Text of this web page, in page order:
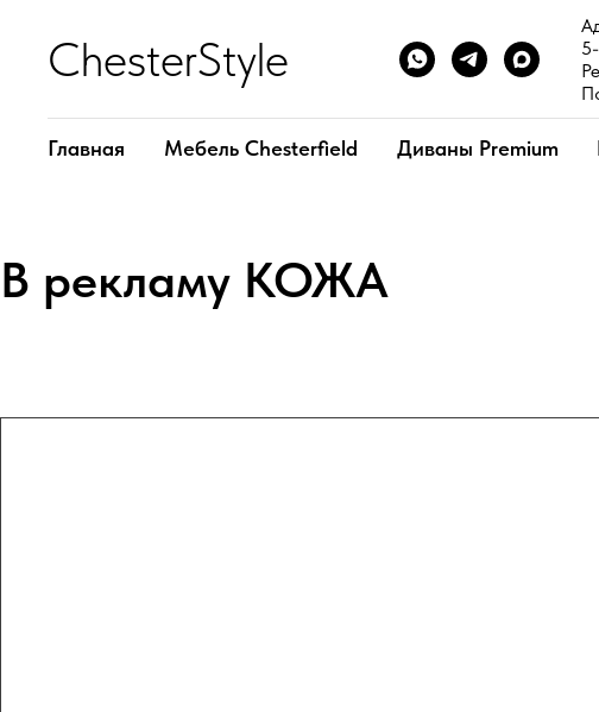
ChesterStyle
Главная Мебель Chesterfield Диваны Premium
В рекламу КОЖА